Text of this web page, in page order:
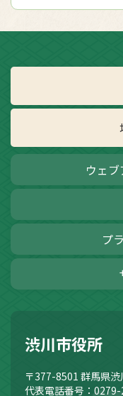
ウェ
プ
渋川市役所
〒377-8501 群馬県
代表電話番号：